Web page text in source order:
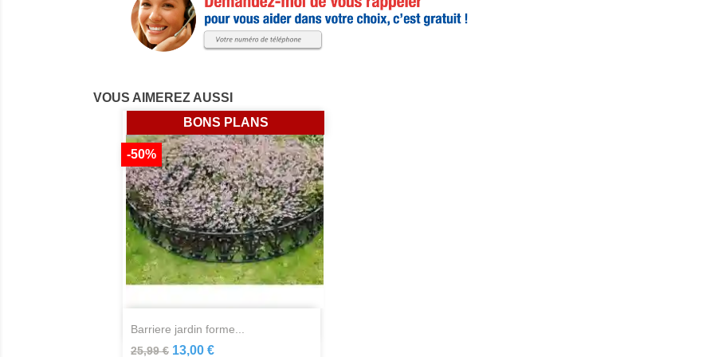
VOUS AIMEREZ AUSSI
barriere jardin forme...
25,99 €
-50%
13,00 €
BONS PLANS